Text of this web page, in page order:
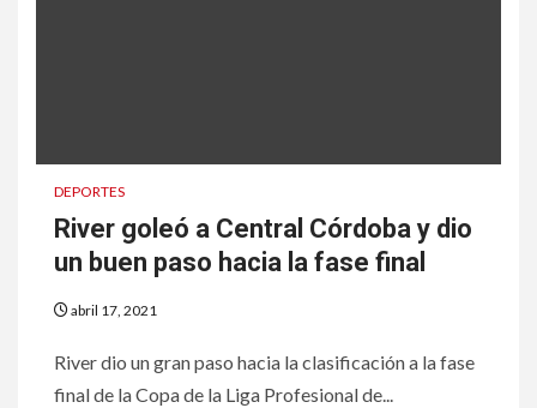
DEPORTES
River goleó a Central Córdoba y dio
un buen paso hacia la fase final
abril 17, 2021
River dio un gran paso hacia la clasificación a la fase
final de la Copa de la Liga Profesional de...